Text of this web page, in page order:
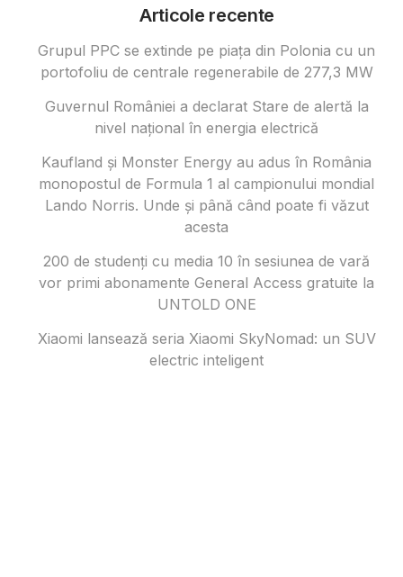
Articole recente
Grupul PPC se extinde pe piața din Polonia cu un
portofoliu de centrale regenerabile de 277,3 MW
Guvernul României a declarat Stare de alertă la
nivel național în energia electrică
Kaufland și Monster Energy au adus în România
monopostul de Formula 1 al campionului mondial
Lando Norris. Unde și până când poate fi văzut
acesta
200 de studenți cu media 10 în sesiunea de vară
vor primi abonamente General Access gratuite la
UNTOLD ONE
Xiaomi lansează seria Xiaomi SkyNomad: un SUV
electric inteligent